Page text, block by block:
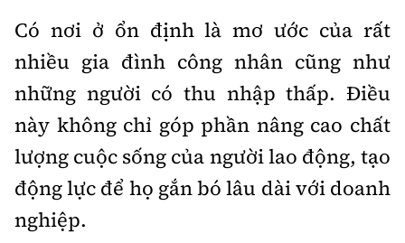
Multimedia
Emagazine
Photo
Infographic
Sách Vận tải Sách Nhà thầu
Cơ quan chủ quản: Bộ Xây dựng
Có nơi ở ổn định là mơ ước của rất
nhiều gia đình công nhân cũng như
những người có thu nhập thấp. Điều
này không chỉ góp phần nâng cao chất
lượng cuộc sống của người lao động, tạo
động lực để họ gắn bó lâu dài với doanh
nghiệp.